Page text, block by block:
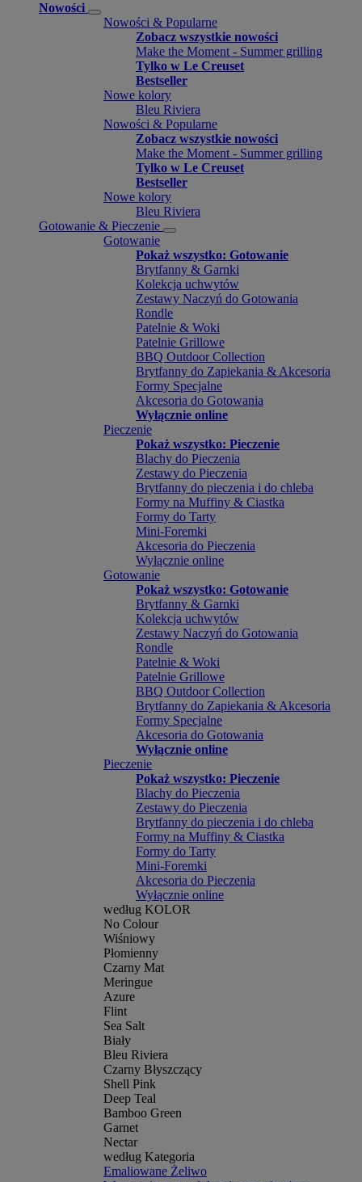
Nowości
Nowości & Popularne
Zobacz wszystkie nowości
Make the Moment - Summer grilling
Tylko w Le Creuset
Bestseller
Nowe kolory
Bleu Riviera
Nowości & Popularne
Zobacz wszystkie nowości
Make the Moment - Summer grilling
Tylko w Le Creuset
Bestseller
Nowe kolory
Bleu Riviera
Gotowanie & Pieczenie
Gotowanie
Pokaż wszystko: Gotowanie
Brytfanny & Garnki
Kolekcja uchwytów
Zestawy Naczyń do Gotowania
Rondle
Patelnie & Woki
Patelnie Grillowe
BBQ Outdoor Collection
Brytfanny do Zapiekania & Akcesoria
Formy Specjalne
Akcesoria do Gotowania
Wyłącznie online
Pieczenie
Pokaż wszystko: Pieczenie
Blachy do Pieczenia
Zestawy do Pieczenia
Brytfanny do pieczenia i do chleba
Formy na Muffiny & Ciastka
Formy do Tarty
Mini-Foremki
Akcesoria do Pieczenia
Wyłącznie online
Gotowanie
Pokaż wszystko: Gotowanie
Brytfanny & Garnki
Kolekcja uchwytów
Zestawy Naczyń do Gotowania
Rondle
Patelnie & Woki
Patelnie Grillowe
BBQ Outdoor Collection
Brytfanny do Zapiekania & Akcesoria
Formy Specjalne
Akcesoria do Gotowania
Wyłącznie online
Pieczenie
Pokaż wszystko: Pieczenie
Blachy do Pieczenia
Zestawy do Pieczenia
Brytfanny do pieczenia i do chleba
Formy na Muffiny & Ciastka
Formy do Tarty
Mini-Foremki
Akcesoria do Pieczenia
Wyłącznie online
według KOLOR
No Colour
Wiśniowy
Płomienny
Czarny Mat
Meringue
Azure
Flint
Sea Salt
Biały
Bleu Riviera
Czarny Błyszczący
Shell Pink
Deep Teal
Bamboo Green
Garnet
Nectar
według Kategoria
Emaliowane Żeliwo